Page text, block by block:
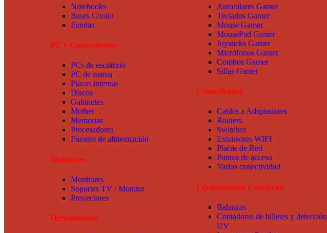
Notebooks
Bases Cooler
Fundas
PC y Componentes
PCs de escritorio
PC de marca
Placas internas
Discos
Gabinetes
Mother
Memorias
Procesadores
Fuentes de alimentación
Monitores
Monitores
Soportes TV / Monitor
Proyectores
Herramientas
Auriculares Gamer
Teclados Gamer
Mouse Gamer
MousePad Gamer
Joysticks Gamer
Micrófonos Gamer
Combos Gamer
Sillas Gamer
Conectividad
Cables a Adaptadores
Routers
Switches
Extensores WIFI
Placas de Red
Puntos de acceso
Varios conectividad
Equipamiento Comercial
Balanzas
Contadoras de billetes y detección
UV